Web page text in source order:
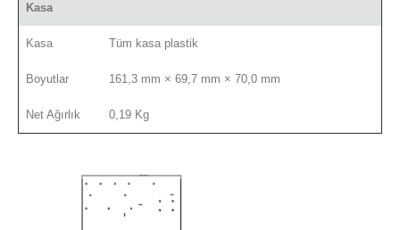
Kasa
Kasa Tüm kasa plastik
Boyutlar 161,3 mm × 69,7 mm × 70,0 mm
Net Ağırlık 0,19 Kg